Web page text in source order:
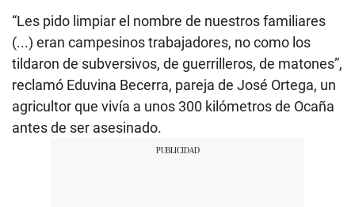
“Les pido limpiar el nombre de nuestros familiares
(...) eran campesinos trabajadores, no como los
tildaron de subversivos, de guerrilleros, de matones”,
reclamó Eduvina Becerra, pareja de José Ortega, un
agricultor que vivía a unos 300 kilómetros de Ocaña
antes de ser asesinado.